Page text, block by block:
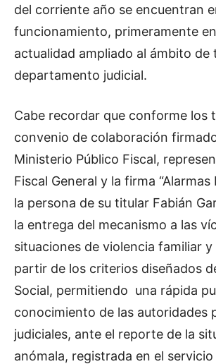
del corriente año se encuentran
funcionamiento, primeramente
actualidad ampliado al ámbito de
departamento judicial.
Cabe recordar que conforme los
convenio de colaboración
Ministerio Público Fiscal,
Fiscal General y la firma “Alarmas
la persona de su titular Fabián
la entrega del mecanismo a las
situaciones de violencia familiar y
partir de los criterios diseñados
Social, permitiendo una rápida
conocimiento de las autoridades
judiciales, ante el reporte de la
anómala, registrada en el